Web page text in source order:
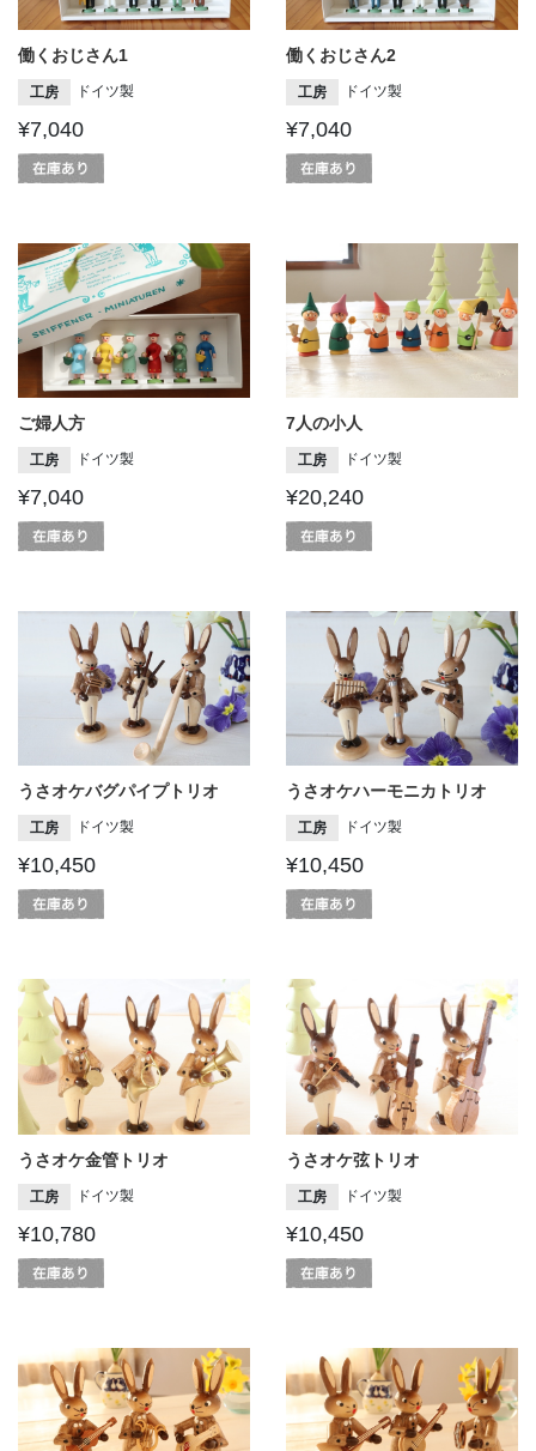
働くおじさん1
工房 ドイツ製
¥7,040
働くおじさん2
工房 ドイツ製
¥7,040
ご婦人方
工房 ドイツ製
¥7,040
7人の小人
工房 ドイツ製
¥20,240
うさオケバグパイプトリオ
工房 ドイツ製
¥10,450
うさオケハーモニカトリオ
工房 ドイツ製
¥10,450
うさオケ金管トリオ
工房 ドイツ製
¥10,780
うさオケ弦トリオ
工房 ドイツ製
¥10,450